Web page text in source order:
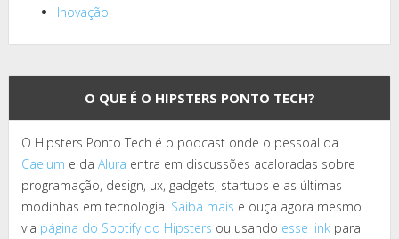
Inovação
O QUE É O HIPSTERS PONTO TECH?
O Hipsters Ponto Tech é o podcast onde o pessoal da
Caelum e da Alura entra em discussões acaloradas sobre
programação, design, ux, gadgets, startups e as últimas
modinhas em tecnologia. Saiba mais e ouça agora mesmo
via página do Spotify do Hipsters ou usando esse link para